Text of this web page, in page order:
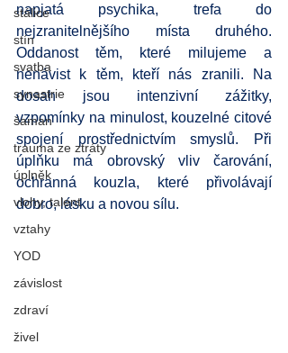
stálice
stín
svatba
synastrie
šaman
trauma ze ztráty
úplněk
vlohy, talent
vztahy
YOD
závislost
zdraví
živel
napjatá psychika, trefa do
nejzranitelnějšího místa druhého.
Oddanost těm, které milujeme a
nenávist k těm, kteří nás zranili. Na
dosah jsou intenzivní zážitky,
vzpomínky na minulost, kouzelné citové
spojení prostřednictvím smyslů. Při
úplňku má obrovský vliv čarování,
ochranná kouzla, které přivolávají
dobro, lásku a novou sílu.